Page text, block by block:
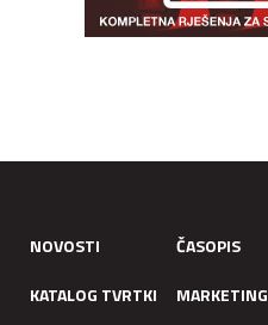
NOVOSTI ČASOPIS
KATALOG TVRTKI
MARKETING